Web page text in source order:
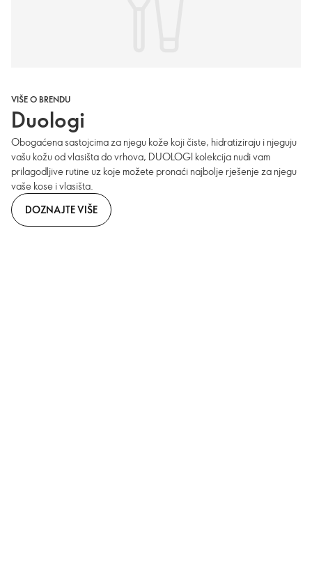
VIŠE O BRENDU
Duologi
Obogaćena sastojcima za njegu kože koji čiste, hidratiziraju i njeguju
vašu kožu od vlasišta do vrhova, DUOLOGI kolekcija nudi vam
prilagodljive rutine uz koje možete pronaći najbolje rješenje za njegu
vaše kose i vlasišta.
DOZNAJTE VIŠE